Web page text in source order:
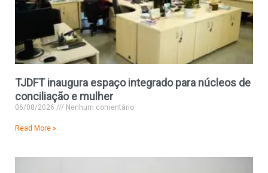
TJDFT inaugura espaço integrado para núcleos de
conciliação e mulher
06/08/2026 Nenhum comentário
Read More »